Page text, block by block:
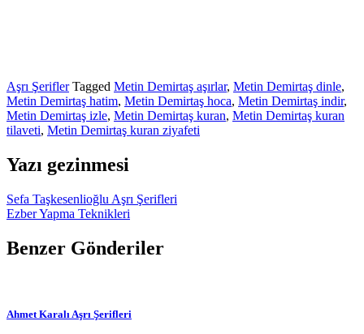
Aşrı Şerifler Tagged Metin Demirtaş aşırlar, Metin Demirtaş dinle,
Metin Demirtaş hatim, Metin Demirtaş hoca, Metin Demirtaş indir,
Metin Demirtaş izle, Metin Demirtaş kuran, Metin Demirtaş kuran
tilaveti, Metin Demirtaş kuran ziyafeti
Yazı gezinmesi
Sefa Taşkesenlioğlu Aşrı Şerifleri
Ezber Yapma Teknikleri
Benzer Gönderiler
Ahmet Karalı Aşrı Şerifleri